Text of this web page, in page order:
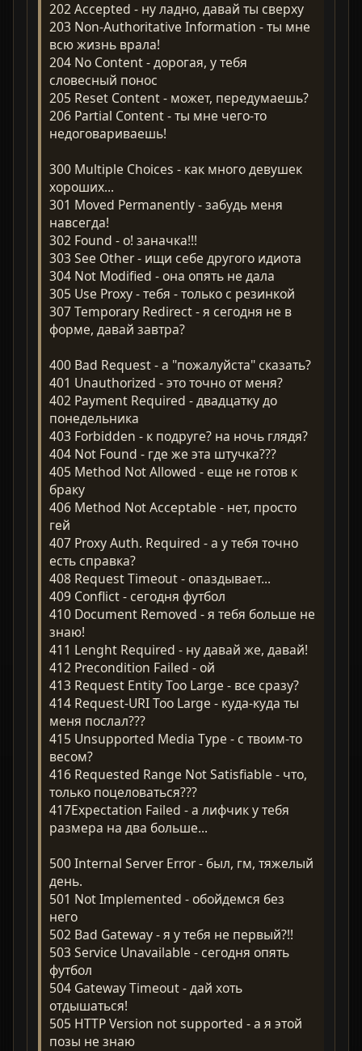
202 Accepted - ну ладно, давай ты сверху
203 Non-Authoritative Information - ты мне
всю жизнь врала!
204 No Content - дорогая, у тебя
словесный понос
205 Reset Content - может, передумаешь?
206 Partial Content - ты мне чего-то
недоговариваешь!
300 Multiple Choices - как много девушек
хороших...
301 Moved Permanently - забудь меня
навсегда!
302 Found - о! заначка!!!
303 See Other - ищи себе другого идиота
304 Not Modified - она опять не дала
305 Use Proxy - тебя - только с резинкой
307 Temporary Redirect - я сегодня не в
форме, давай завтра?
400 Bad Request - а "пожалуйста" сказать?
401 Unauthorized - это точно от меня?
402 Payment Required - двадцатку до
понедельника
403 Forbidden - к подруге? на ночь глядя?
404 Not Found - где же эта штучка???
405 Method Not Allowed - еще не готов к
браку
406 Method Not Acceptable - нет, просто
гей
407 Proxy Auth. Required - а у тебя точно
есть справка?
408 Request Timeout - опаздывает...
409 Conflict - сегодня футбол
410 Document Removed - я тебя больше не
знаю!
411 Lenght Required - ну давай же, давай!
412 Precondition Failed - ой
413 Request Entity Too Large - все сразу?
414 Request-URI Too Large - куда-куда ты
меня послал???
415 Unsupported Media Type - с твоим-то
весом?
416 Requested Range Not Satisfiable - что,
только поцеловаться???
417Expectation Failed - а лифчик у тебя
размера на два больше...
500 Internal Server Error - был, гм, тяжелый
день.
501 Not Implemented - обойдемся без
него
502 Bad Gateway - я у тебя не первый?!!
503 Service Unavailable - сегодня опять
футбол
504 Gateway Timeout - дай хоть
отдышаться!
505 HTTP Version not supported - а я этой
позы не знаю